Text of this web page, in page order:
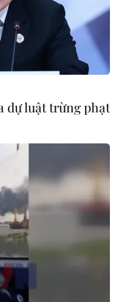
cho biết Gazprom sẽ
m3 (khí đốt)/ngày,
qua là khoảng 32
dự luật trừng phạt